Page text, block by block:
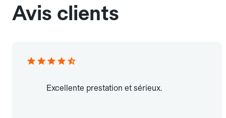
Avis clients
Excellente prestation et sérieux.